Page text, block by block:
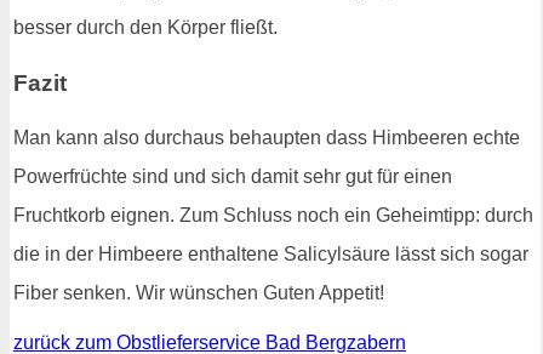
besser durch den Körper fließt.
Fazit
Man kann also durchaus behaupten dass Himbeeren echte
Powerfrüchte sind und sich damit sehr gut für einen
Fruchtkorb eignen. Zum Schluss noch ein Geheimtipp: durch
die in der Himbeere enthaltene Salicylsäure lässt sich sogar
Fiber senken. Wir wünschen Guten Appetit!
zurück zum Obstlieferservice Bad Bergzabern